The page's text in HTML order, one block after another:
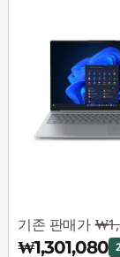
기존 판매가
₩1,301,080